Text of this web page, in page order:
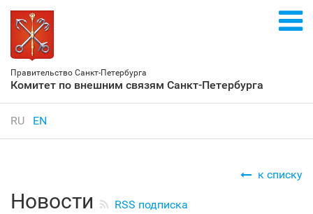
Правительство Санкт‑Петербурга
Комитет по внешним связям Санкт‑Петербурга
RU EN
к списку
Новости RSS подписка